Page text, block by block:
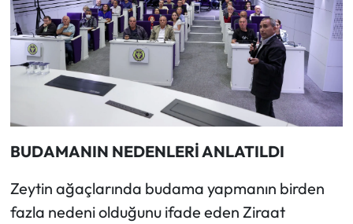
BUDAMANIN NEDENLERİ ANLATILDI
Zeytin ağaçlarında budama yapmanın birden
fazla nedeni olduğunu ifade eden Ziraat